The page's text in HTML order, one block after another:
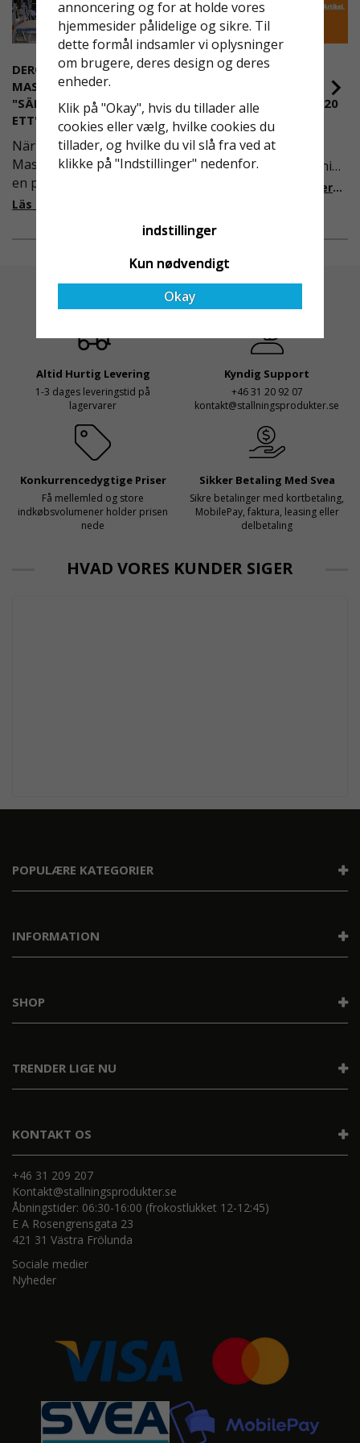
DEROME
MASKINUTHYRNING -
"SÄKERHET ÄR ALLTID PRIO
ETT"
När Derome
Maskinuthyrning behövde
en pålitlig partner inom
fallskydd och
valet på
Ställningsprodukter.se.
hög höjd är det avgörande
för dem att samarbeta
både har rätt produkter
och e
NYA REGLER FÖR
AFS2023:9 & EN1004:2020
Även om det kan verka
högst osannolikt så är
våra regler för rullställning
i Sverige slappare än de
men detta kommer det bli
ändring på. Från och med
2025 träder nya
föreskrifter i kraft i
Sverige gällande
rullställningar, med s
Läs mer om de nya reglerna!
Altid Hurtig Levering
1-3 dages leveringstid på
lagervarer
Kyndig Support
+46 31 20 92 07
kontakt@stallningsprodukter.se
Konkurrencedygtige Priser
Få mellemled og store
indkøbsvolumener holder prisen
nede
Sikker Betaling Med Svea
Sikre betalinger med kortbetaling,
MobilePay, faktura, leasing eller
delbetaling
HVAD VORES KUNDER SIGER
KONTAKT OS
+46 31 209 207
Kontakt@stallningsprodukter.se
Åbningstider: 06:30-16:00 (frokostlukket 12-12:45)
E A Rosengrensgata 23
421 31 Västra Frölunda
Sociale medier
Nyheder
POPULÆRE KATEGORIER
INFORMATION
TRENDER LIGE NU
SHOP
annoncering og for at holde vores
hjemmesider pålidelige og sikre. Til
dette formål indsamler vi oplysninger
om brugere, deres design og deres
enheder.
Klik på "Okay", hvis du tillader alle
cookies eller vælg, hvilke cookies du
tillader, og hvilke du vil slå fra ved at
klikke på "Indstillinger" nedenfor.
indstillinger
Kun nødvendigt
Okay